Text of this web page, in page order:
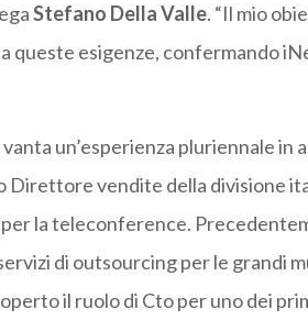
Stefano Della Valle. “Il mio
queste esigenze, confermando
vanta un’esperienza pluriennale in
Direttore vendite della divisione
la teleconference.
di outsourcing per le grandi
il ruolo di Cto per uno dei